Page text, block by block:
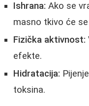
Ishrana: Ako se
masno tkivo će
Fizička aktivnost:
efekte.
Hidratacija:
toksina.